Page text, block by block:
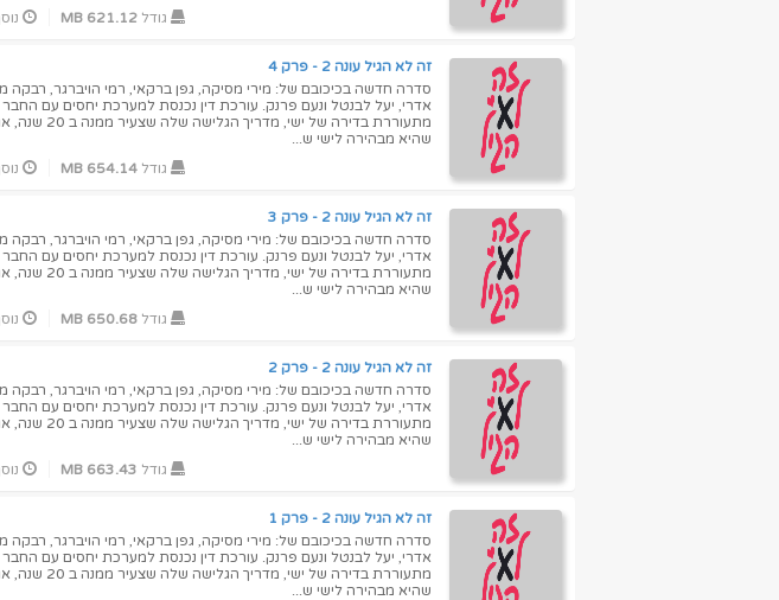
גודל 621.12 MB
זה לא הגיל עונה 2 - פרק 4
סדרה חדשה בכיכובם של: מירי מסיקה, גפן ברקאי, רמי הויברגר, רבקה
אדרי, יעל לבנטל ונעם פרנק. עורכת דין נכנסת למערכת יחסים עם
מתעוררת בדירה
שהיא מבהירה לישי ש...
גודל 654.14 MB
זה לא הגיל עונה 2 - פרק 3
סדרה חדשה בכיכובם של: מירי מסיקה, גפן ברקאי, רמי הויברגר, רבקה
אדרי, יעל לבנטל ונעם פרנק. עורכת דין נכנסת למערכת יחסים עם
מתעוררת בדירה
שהיא מבהירה לישי ש...
גודל 650.68 MB
זה לא הגיל עונה 2 - פרק 2
סדרה חדשה בכיכובם של: מירי מסיקה, גפן ברקאי, רמי הויברגר, רבקה
אדרי, יעל לבנטל ונעם פרנק. עורכת דין נכנסת למערכת יחסים עם
מתעוררת בדירה
שהיא מבהירה לישי ש...
גודל 663.43 MB
זה לא הגיל עונה 2 - פרק 1
סדרה חדשה בכיכובם של: מירי מסיקה, גפן ברקאי, רמי הויברגר, רבקה
אדרי, יעל לבנטל ונעם פרנק. עורכת דין נכנסת למערכת יחסים עם
מתעוררת בדירה
שהיא מבהירה לישי ש...